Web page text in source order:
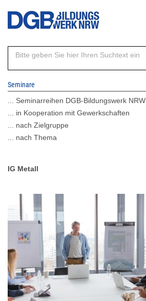
Direkt
Inhalt
Seminare
... Seminarreihen DGB-Bildungswerk NRW
... in Kooperation mit Gewerkschaften
... nach Zielgruppe
... nach Thema
IG Metall